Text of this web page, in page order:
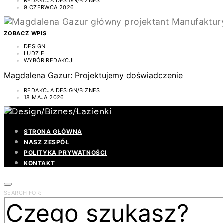
9 CZERWCA 2026
ZOBACZ WPIS
DESIGN
LUDZIE
WYBÓR REDAKCJI
Magdalena Gazur: Projektujemy doświadczenie
REDAKCJA DESIGN/BIZNES
18 MAJA 2026
STRONA GŁÓWNA
NASZ ZESPÓŁ
POLITYKA PRYWATNOŚCI
KONTAKT
SEARCH FOR: